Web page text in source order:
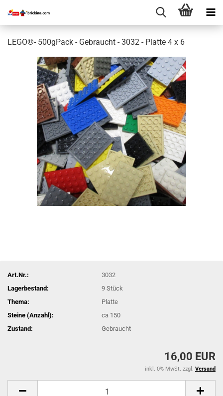
LEGO®- 500gPack - Gebraucht - 3032 - Platte 4 x 6
Art.Nr.:
3032
Lagerbestand:
9Stück
Thema:
Platte
Steine (Anzahl):
ca 150
Zustand:
Gebraucht
16,00 EUR
inkl. 0% MwSt. zzgl. Versand